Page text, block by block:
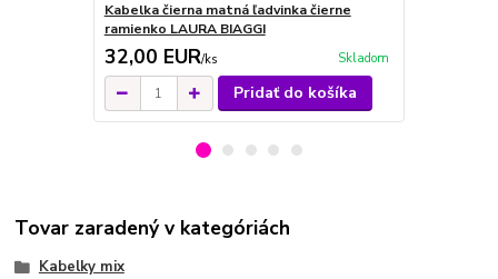
Kabelka čierna matná ľadvinka čierne
ramienko LAURA BIAGGI
32,00 EUR/ks Skladom
Pridať do košíka
Tovar zaradený v kategóriách
Kabelky mix